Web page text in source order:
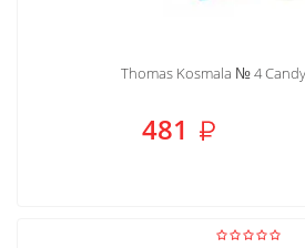
Thomas Kosmala № 4
481